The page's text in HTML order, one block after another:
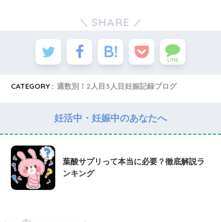
SHARE
LINE
CATEGORY : 週数別！2人目3人目妊娠記録ブログ
妊活中・妊娠中のあなたへ
葉酸サプリって本当に必要？徹底解説ラ
ンキング